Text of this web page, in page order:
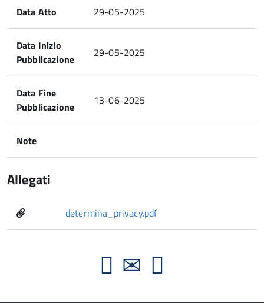
Data Atto 29-05-2025
Data Inizio
Pubblicazione
29-05-2025
Data Fine
Pubblicazione
13-06-2025
Note
Allegati
determina_privacy.pdf